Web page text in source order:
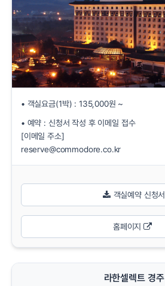
• 객실요금(1박) : 135,000원 ~
• 예약 : 신청서 작성 후 이메일 접수
[이메일 주소]
reserve@commodore.co.kr
객실예약 신청서
홈페이지
라한셀렉트 경주